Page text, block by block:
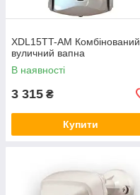
XDL15TT-AM Комбінований
вуличний вапна
В наявності
3 315 ₴
Купити